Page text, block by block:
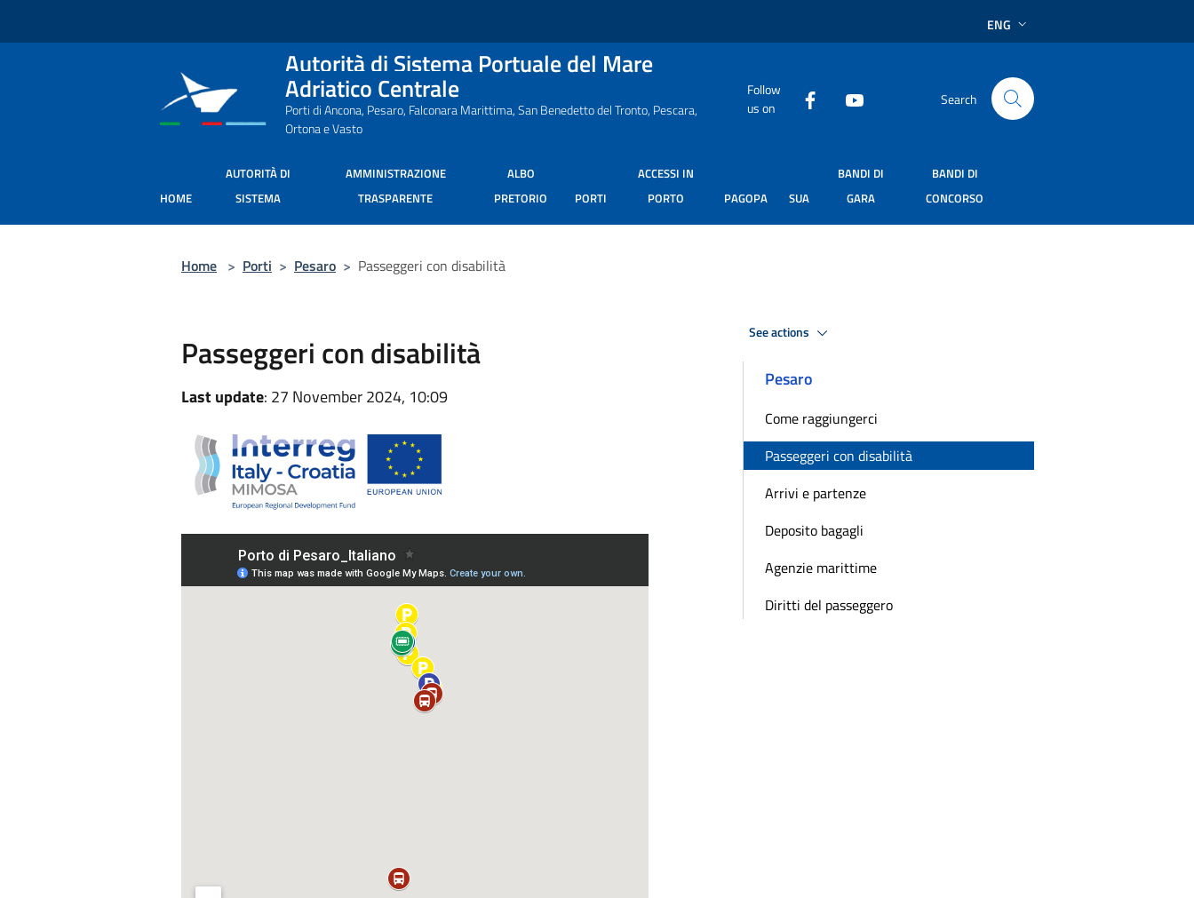
ENG
Autorità di Sistema Portuale del Mare
Adriatico Centrale
Porti di Ancona, Pesaro, Falconara Marittima, San Benedetto del Tronto, Pescara,
Ortona e Vasto
Follow
us on
Search
HOME
AUTORITÀ DI
SISTEMA
AMMINISTRAZIONE
TRASPARENTE
ALBO
PRETORIO
PORTI
ACCESSI IN
PORTO
PAGOPA SUA
BANDI DI
GARA
BANDI DI
CONCORSO
Home > Porti > Pesaro > Passeggeri con disabilità
Passeggeri con disabilità
Last update: 27 November 2024, 10:09
See actions
Pesaro
Come raggiungerci
Passeggeri con disabilità
Arrivi e partenze
Deposito bagagli
Agenzie marittime
Diritti del passeggero